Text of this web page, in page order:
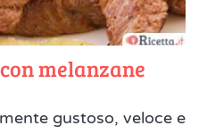
melanzane
gustoso, veloce e